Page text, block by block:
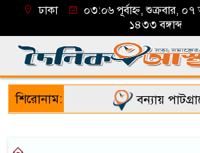
ঢাকা
০৩:০৬ পূর্বাহ্ন, শুক্রবার,
১৪৩৩ বঙ্গাব্দ
শিরোনাম: বন্যায়